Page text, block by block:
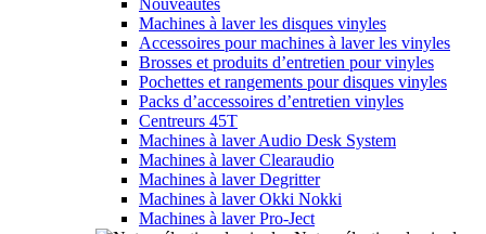
Machines à laver les disques vinyles
Accessoires pour machines à laver les vinyles
Brosses et produits d’entretien pour vinyles
Pochettes et rangements pour disques vinyles
Packs d’accessoires d’entretien vinyles
Centreurs 45T
Machines à laver Audio Desk System
Machines à laver Clearaudio
Machines à laver Degritter
Machines à laver Okki Nokki
Machines à laver Pro-Ject